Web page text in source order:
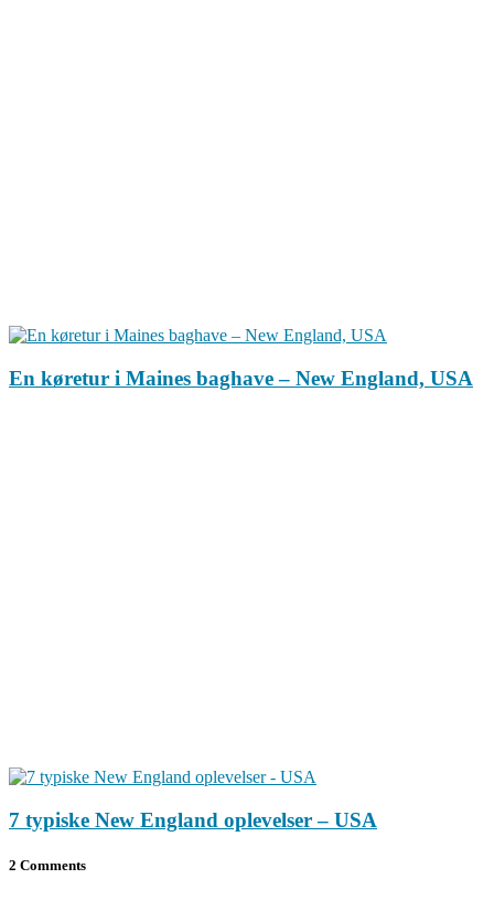
En køretur i Maines baghave – New England, USA
7 typiske New England oplevelser – USA
2 Comments